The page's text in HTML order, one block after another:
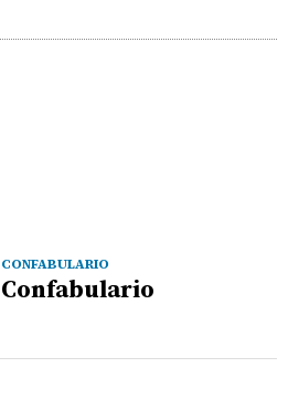
CONFABULARIO
Confabulario